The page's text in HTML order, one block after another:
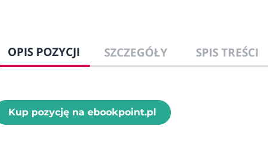
OPIS POZYCJI SZCZEGÓŁY SPIS TREŚCI
Kup pozycję na ebookpoint.pl